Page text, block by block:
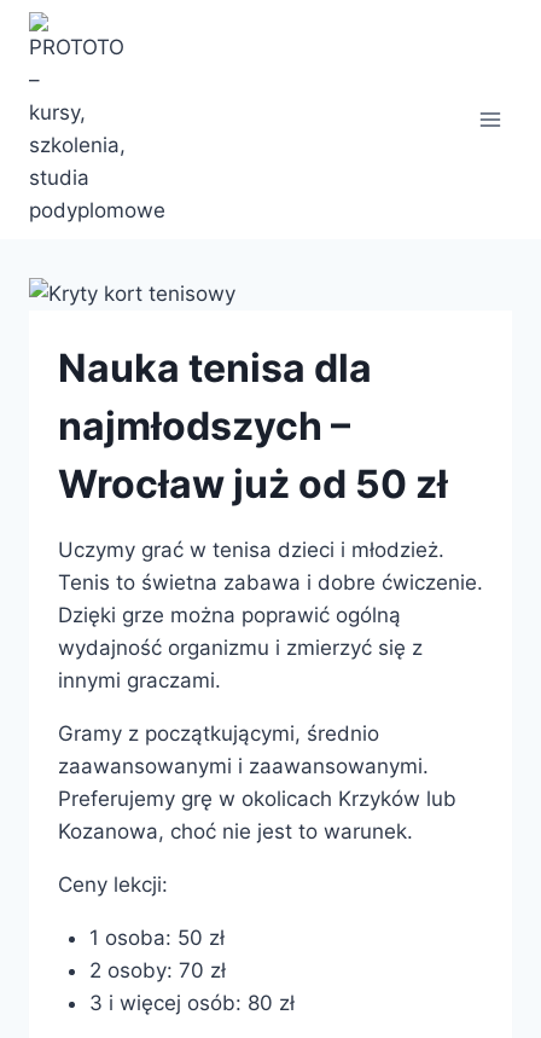
Przejdź
treści
Nauka tenisa dla
najmłodszych –
Wrocław już od 50 zł
Uczymy grać w tenisa dzieci i młodzież.
Tenis to świetna zabawa i dobre ćwiczenie.
Dzięki grze można poprawić ogólną
wydajność organizmu i zmierzyć się z
innymi graczami.
Gramy z początkującymi, średnio
zaawansowanymi i zaawansowanymi.
Preferujemy grę w okolicach Krzyków lub
Kozanowa, choć nie jest to warunek.
Ceny lekcji:
1 osoba: 50 zł
2 osoby: 70 zł
3 i więcej osób: 80 zł